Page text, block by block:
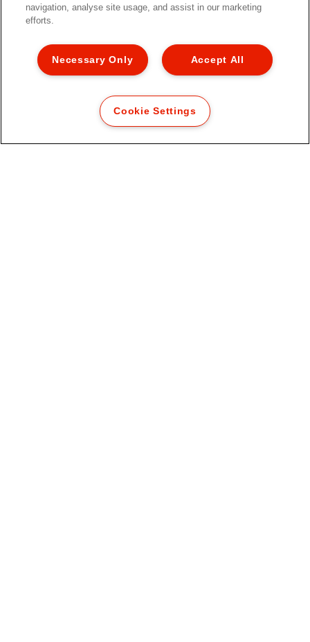
navigation, analyse site usage, and assist in our marketing
efforts.
Accept All
Necessary Only
Cookie Settings